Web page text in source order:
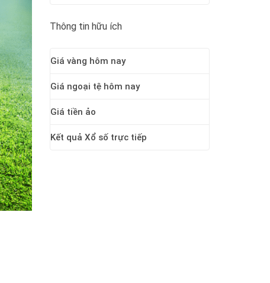
Thông tin hữu ích
Giá vàng hôm nay
Giá ngoại tệ hôm nay
Giá tiền ảo
Kết quả Xổ số trực tiếp